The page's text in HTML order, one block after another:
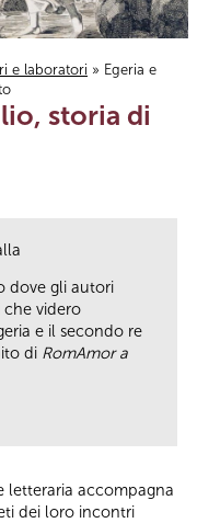
e laboratori » Egeria e
storia di
dove gli autori
videro
e il secondo re
di RomAmor a
letteraria accompagna
dei loro incontri